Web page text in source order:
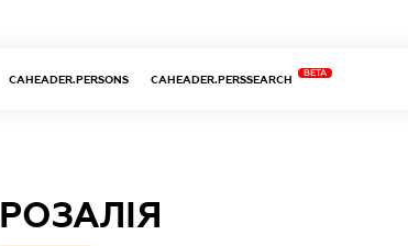
CAHEADER.PERSONS CAHEADER.PERSSEARCH
BETA
РОЗАЛІЯ